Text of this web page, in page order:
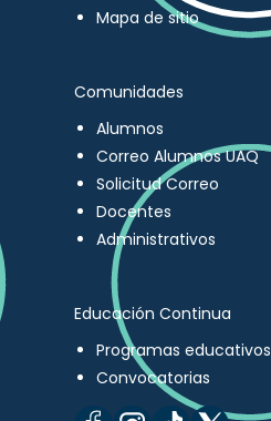
Mapa de sitio
Comunidades
Alumnos
Correo Alumnos UAQ
Solicitud Correo
Docentes
Administrativos
Educación Continua
Programas educativos
Convocatorias